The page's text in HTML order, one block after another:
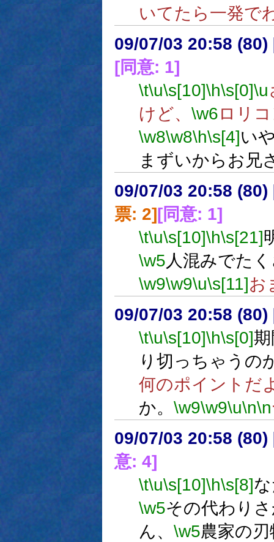
いてたら一発で
09/07/03 20:58 (80)
[同意: 1]
\t\u\s[10]\h\s[0]\u
けど、 \w6ロリ
\w8\w8\h\s[4]い
まずいからお兄
09/07/03 20:58 (80)
票: 2][同意: 1]
\t\u\s[10]\h\s[21]
\w5人混みでた
\w9\w9\u\s[11]お
09/07/03 20:58 (80)
\t\u\s[10]\h\s[0]
り切っちゃうの
何のポイントだ
か。 \w9\w9\u\n\n
09/07/03 20:58 (80)
意: 4]
\t\u\s[10]\h\s[8]
\w5その代わり
ん、 \w5農家の